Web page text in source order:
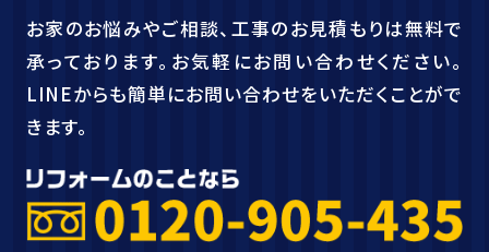
お家のお悩みやご相談、工事のお見積もりは無料で
承っております。お気軽にお問い合わせください。
LINEからも簡単にお問い合わせをいただくことがで
きます。